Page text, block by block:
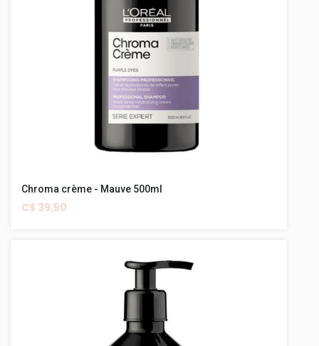
Chroma crème - Mauve 500ml
C$ 39,50